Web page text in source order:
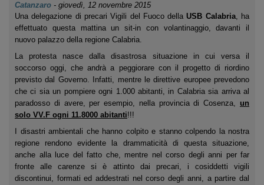
Catanzaro - giovedì, 12 novembre 2015
Una delegazione di precari Vigili del Fuoco dellaUSB Calabria, ha
effettuato questa mattina un sit-in con volantinaggio, davanti il
nuovo palazzo della regione Calabria.
La protesta nasce dalla disastrosa situazione in cui versa il
soccorso oggi, che andrà a peggiorare con il progetto di riordino
previsto dal Governo. Infatti, mentre le direttive europee prevedono
che ci sia un pompiere ogni 1.000 abitanti, in Calabria sia arriva al
paradosso di avere, per esempio, nella provincia di Cosenza, un
solo VV.F ogni 11.8000 abitanti!!!
I disastri ambientali che hanno colpito e stanno colpendo la nostra
regione rendono evidente la drammaticità di questa situazione,
anche alla luce del fatto che, mentre nel corso degli anni per far
fronte alle carenze si è attinto dai precari, i cosiddetti vigili
discontinui, formati ed addestrati nel corso degli anni, a partire dal